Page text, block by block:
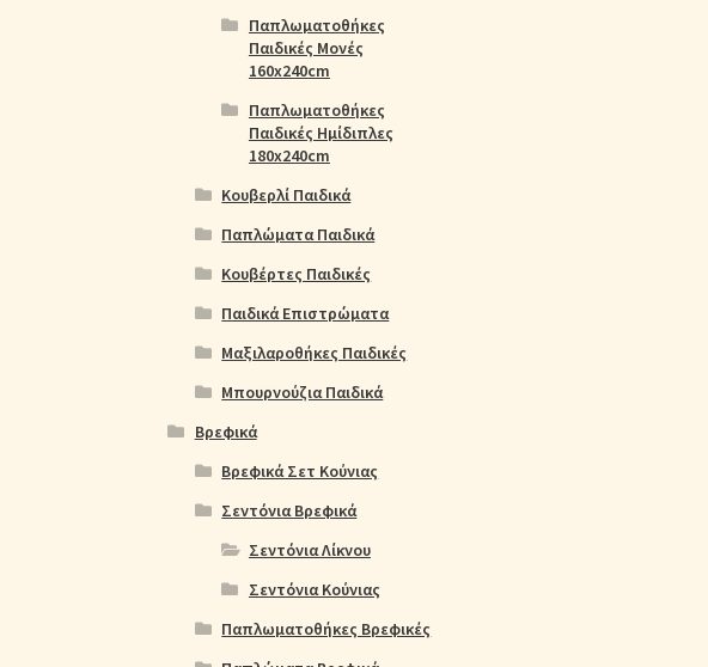
Παπλωματοθήκες
Παιδικές Μονές
160x240cm
Παπλωματοθήκες
Παιδικές Ημίδιπλες
180x240cm
Κουβερλί Παιδικά
Παπλώματα Παιδικά
Κουβέρτες Παιδικές
Παιδικά Επιστρώματα
Μαξιλαροθήκες Παιδικές
Μπουρνούζια Παιδικά
Βρεφικά
Βρεφικά Σετ Κούνιας
Σεντόνια Βρεφικά
Σεντόνια Λίκνου
Σεντόνια Κούνιας
Παπλωματοθήκες Βρεφικές